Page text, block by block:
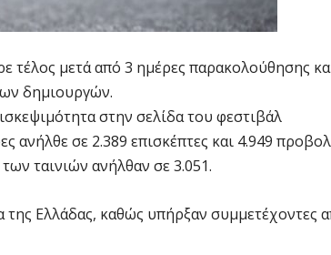
τέλος μετά από 3 ημέρες παρακολούθησης
δημιουργών.
στην σελίδα του φεστιβάλ
ανήλθε σε 2.389 επισκέπτες και 4.949
ταινιών ανήλθαν σε 3.051.
Ελλάδας, καθώς υπήρξαν συμμετέχοντες